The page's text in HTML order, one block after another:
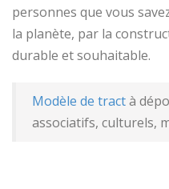
personnes que vous
la planète, par la
durable et souhaitable.
Modèle de tractà
associatifs, culturels,